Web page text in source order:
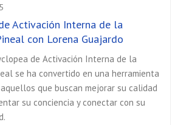
Activación Interna de la
con Lorena Guajardo
de Activación Interna de la
se ha convertido en una herramienta
que buscan mejorar su calidad
su conciencia y conectar con su